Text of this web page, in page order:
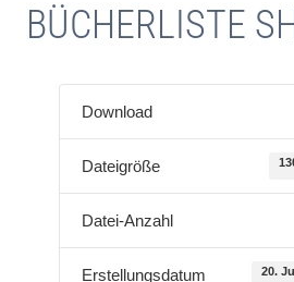
BÜCHERLISTE
Download
Dateigröße
Datei-Anzahl
Erstellungsdatum 20.